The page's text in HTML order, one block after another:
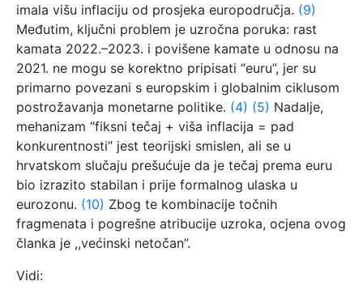
imala višu inflaciju od prosjeka europodručja. (9)
Međutim, ključni problem je uzročna poruka: rast
kamata 2022.–2023. i povišene kamate u odnosu na
2021. ne mogu se korektno pripisati “euru”, jer su
primarno povezani s europskim i globalnim ciklusom
postrožavanja monetarne politike. (4) (5) Nadalje,
mehanizam “fiksni tečaj + viša inflacija = pad
konkurentnosti” jest teorijski smislen, ali se u
hrvatskom slučaju prešućuje da je tečaj prema euru
bio izrazito stabilan i prije formalnog ulaska u
eurozonu. (10) Zbog te kombinacije točnih
fragmenata i pogrešne atribucije uzroka, ocjena ovog
članka je ,,većinski netočan”.
Vidi: